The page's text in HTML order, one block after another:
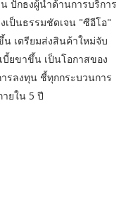
ปักธงผู้นำด้านการบริการ
เป็นธรรมชัดเจน "ซีอีโอ"
น เตรียมส่งสินค้าใหม่จับ
บี้ยขาขึ้น เป็นโอกาสของ
รลงทุน ชี้ทุกกระบวนการ
ยใน 5 ปี